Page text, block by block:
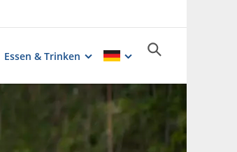
Essen & Trinken